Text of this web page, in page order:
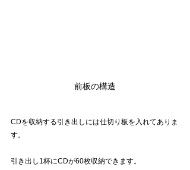
前板の構造
CDを収納する引き出しには仕切り板を入れてありま
す。
引き出し1杯にCDが60枚収納できます。